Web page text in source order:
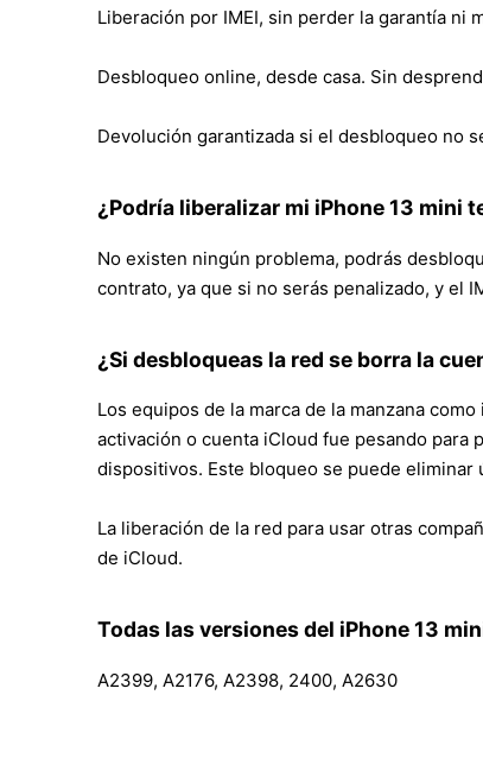
Liberación por IMEI, sin perder la garantía ni
Desbloqueo online, desde casa. Sin
Devolución garantizada si el desbloqueo no
¿Podría liberalizar mi iPhone 13 mini
No existen ningún problema, podrás
contrato, ya que si no serás penalizado, y el
¿Si desbloqueas la red se borra la
Los equipos de la marca de la manzana
activación o cuenta iCloud fue pesando
dispositivos. Este bloqueo se puede eliminar
La liberación de la red para usar otras
de iCloud.
Todas las versiones del iPhone 13
A2399, A2176, A2398, 2400, A2630